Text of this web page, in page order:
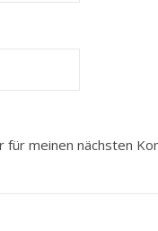
meinen nächsten